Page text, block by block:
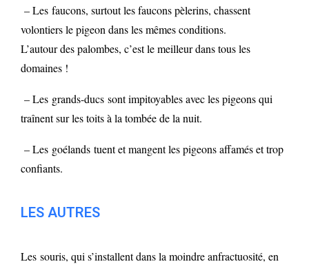
– Les faucons, surtout les faucons pèlerins, chassent
volontiers le pigeon dans les mêmes conditions.
L’autour des palombes, c’est le meilleur dans tous les
domaines !
– Les grands-ducs sont impitoyables avec les pigeons qui
traînent sur les toits à la tombée de la nuit.
– Les goélands tuent et mangent les pigeons affamés et trop
confiants.
LES AUTRES
Les souris, qui s’installent dans la moindre anfractuosité, en